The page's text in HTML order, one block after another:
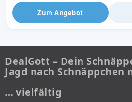
Zum Angebot
DealGott – Dein
Jagd nach
… vielfältig